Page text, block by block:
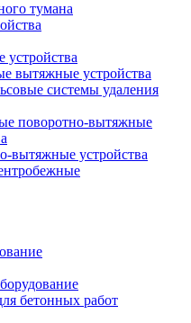
тумана
вытяжные устройства
системы удаления
поворотно-вытяжные
вытяжные устройства
бетонных работ